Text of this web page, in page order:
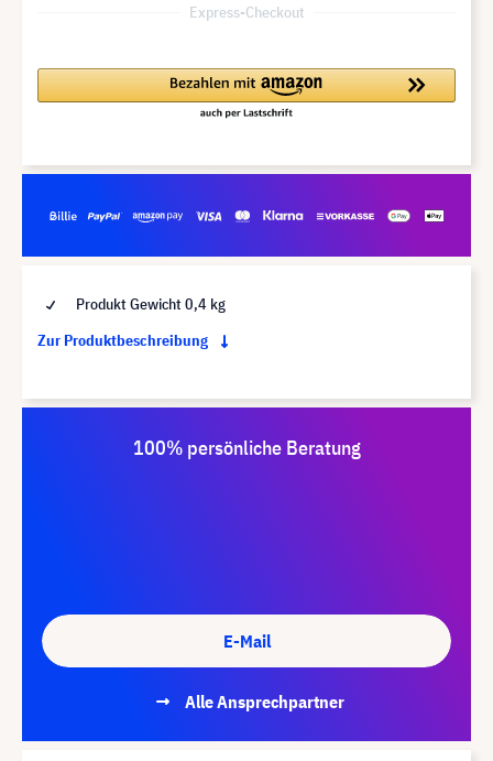
Express-Checkout
Produkt Gewicht 0,4 kg
Zur Produktbeschreibung
100% persönliche Beratung
E-Mail
Alle Ansprechpartner